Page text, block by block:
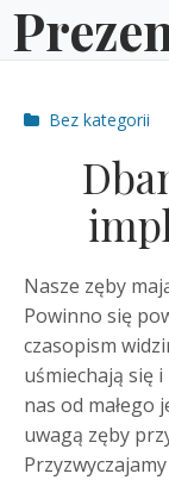
Skip
to
Post
Bez kategorii
Nasze zęby
Powinno się
czasopism
uśmiechają się i
nas od małego
uwagą zęby